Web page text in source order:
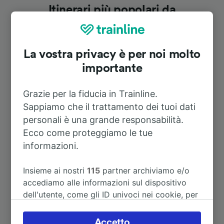
Itinerari più popolari da
Lagerlechfeld
Durata
A Kaufering
A Augsburg Hbf 24m
A Berlin-Spandau
A Augusta (Germania) 24m
La vostra privacy è per noi molto
importante
Grazie per la fiducia in Trainline.
Sappiamo che il trattamento dei tuoi dati
personali è una grande responsabilità.
Ecco come proteggiamo le tue
informazioni.
Insieme ai nostri115 partner archiviamo e/o
accediamo alle informazioni sul dispositivo
dell'utente, come gli ID univoci nei cookie, per
accettare o gestire le proprie scelte facendo